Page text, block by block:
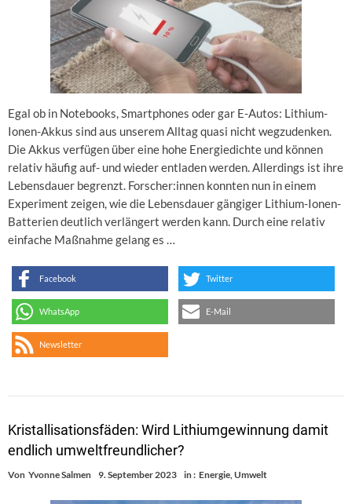
Egal ob in Notebooks, Smartphones oder gar E-Autos: Lithium-
Ionen-Akkus sind aus unserem Alltag quasi nicht wegzudenken.
Die Akkus verfügen über eine hohe Energiedichte und können
relativ häufig auf- und wieder entladen werden. Allerdings ist ihre
Lebensdauer begrenzt. Forscher:innen konnten nun in einem
Experiment zeigen, wie die Lebensdauer gängiger Lithium-Ionen-
Batterien deutlich verlängert werden kann. Durch eine relativ
einfache Maßnahme gelang es …
Facebook Twitter
WhatsApp E-Mail
Newsletter
Kristallisationsfäden: Wird Lithiumgewinnung damit
endlich umweltfreundlicher?
Von Yvonne Salmen 9. September 2023 in : Energie,Umwelt